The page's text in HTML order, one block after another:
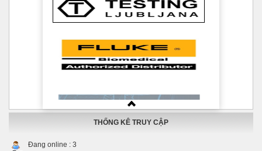
THỐNG KÊ TRUY CẬP
Đang online : 3